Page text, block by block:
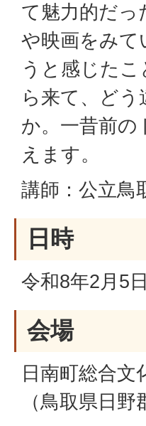
て魅力的だ
や映画をみて
うと感じた
ら来て、ど
か。一昔前の
えます。
講師：公立鳥
日時
令和8年2月5
会場
日南町総合
（鳥取県日